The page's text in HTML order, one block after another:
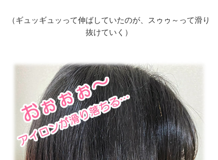
（ギュッギュッって伸ばしていたのが、スゥゥ～って滑り
抜けていく）